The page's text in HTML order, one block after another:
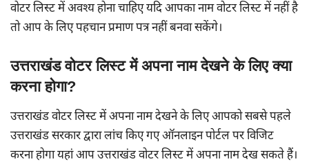
वोटर लिस्ट में अवश्य होना चाहिए यदि आपका नाम वोटर लिस्ट में नहीं है
तो आप के लिए पहचान प्रमाण पत्र नहीं बनवा सकेंगे।
उत्तराखंड वोटर लिस्ट में अपना नाम देखने के लिए क्या
करना होगा?
उत्तराखंड वोटर लिस्ट में अपना नाम देखने के लिए आपको सबसे पहले
उत्तराखंड सरकार द्वारा लांच किए गए ऑनलाइन पोर्टल पर विजिट
करना होगा यहां आप उत्तराखंड वोटर लिस्ट में अपना नाम देख सकते हैं।